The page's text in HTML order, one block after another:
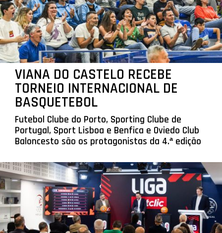
VIANA DO CASTELO RECEBE
TORNEIO INTERNACIONAL DE
BASQUETEBOL
Futebol Clube do Porto, Sporting Clube de
Portugal, Sport Lisboa e Benfica e Oviedo Club
Baloncesto são os protagonistas da 4.ª edição